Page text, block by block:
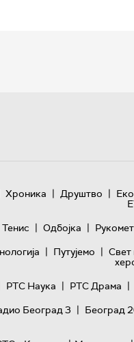
Хроника | Друштво |
Тенис | Одбојка | Рукомет
| Путујемо | Свет
РТС Наука | РТС Драма |
Београд 3 | Београд